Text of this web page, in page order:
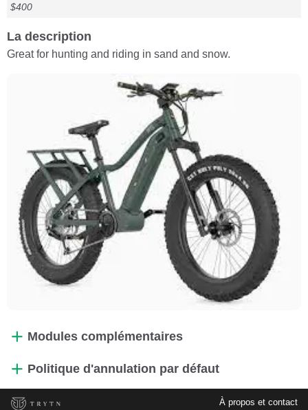
$400
La description
Great for hunting and riding in sand and snow.
Modules complémentaires
Politique d'annulation par défaut
À propos et contact